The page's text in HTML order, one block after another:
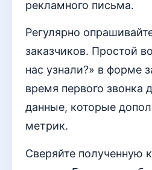
рекламного письма.
Регулярно
заказчиков. Простой
нас узнали?» в форме
время первого звонка
данные, которые
метрик.
Сверяйте полученную